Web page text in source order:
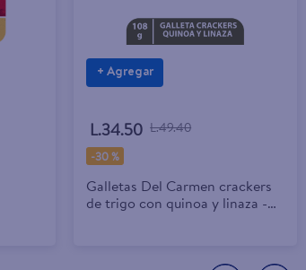
+ Agregar
L.34.50 L.49.40
-30 %
Galletas Del Carmen crackers
de trigo con quinoa y linaza -